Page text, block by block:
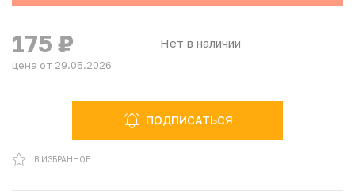
Нет в наличии
175 ₽
цена от 29.05.2026
ПОДПИСАТЬСЯ
В ИЗБРАННОЕ